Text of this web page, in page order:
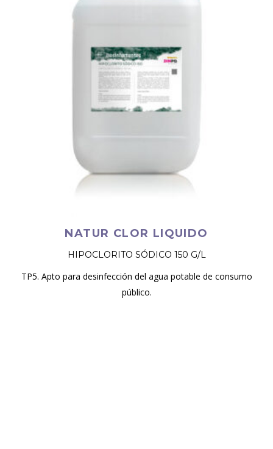
NATUR CLOR LIQUIDO
HIPOCLORITO SÓDICO 150 G/L
TP5. Apto para desinfección del agua potable de consumo
público.